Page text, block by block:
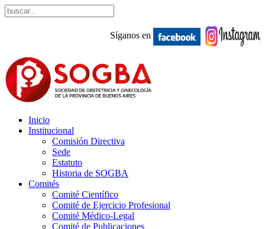
Síganos en
Inicio
Institucional
Comisión Directiva
Sede
Estatuto
Historia de SOGBA
Comités
Comité Científico
Comité de Ejercicio Profesional
Comité Médico-Legal
Comité de Publicaciones